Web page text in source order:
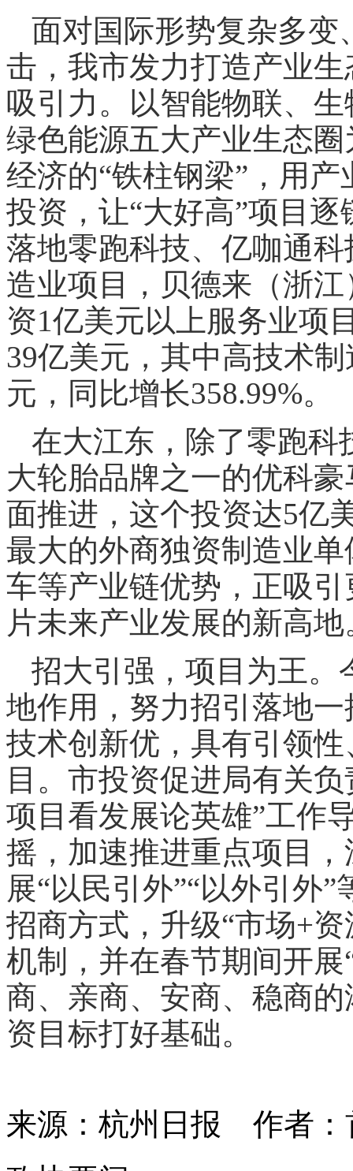
面对国际形势复杂多变
击，我市发力打造产业
吸引力。以智能物联、
绿色能源五大产业生态
经济的“铁柱钢梁”，用
投资，让“大好高”项目
落地零跑科技、亿咖通
造业项目，贝德来（浙
资1亿美元以上服务业项
39亿美元，其中高技术
元，同比增长358.99%。
在大江东，除了零跑科
大轮胎品牌之一的优科
面推进，这个投资达5亿
最大的外商独资制造业
车等产业链优势，正吸
片未来产业发展的新高地
招大引强，项目为王。
地作用，努力招引落地
技术创新优，具有引领
目。市投资促进局有关
项目看发展论英雄”工作
摇，加速推进重点项目
展“以民引外”“以外引外
招商方式，升级“市场+
机制，并在春节期间开
商、亲商、安商、稳商
资目标打好基础。
来源：杭州日报 作者